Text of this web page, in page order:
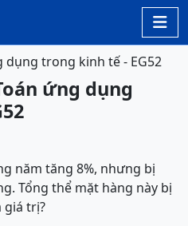

dụng trong kinh tế - EG52
ứng dụng
năm tăng 8%, nhưng bị
Tổng thể mặt hàng này bị
giá trị?